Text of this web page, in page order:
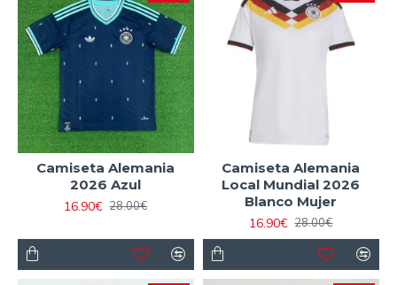
Camiseta Alemania
2026 Azul
16.90€ 28.00€
Camiseta Alemania
Local Mundial 2026
Blanco Mujer
16.90€ 28.00€